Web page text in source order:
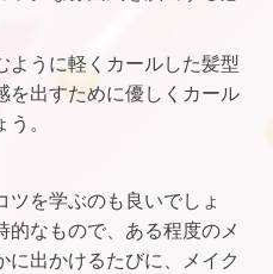
ように軽くカールした髪型
を出すために優しくカール
。
ツを学ぶのも良いでしょ
的なもので、ある程度のメ
に出かけるたびに、メイク